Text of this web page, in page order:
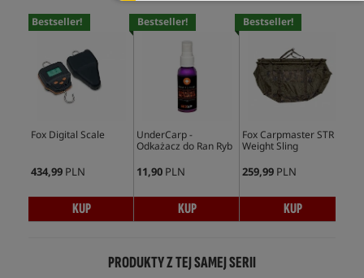
Bestseller!
Fox Digital Scale
434,99 PLN
KUP
Bestseller!
UnderCarp -
Odkażacz do Ran Ryb
11,90 PLN
KUP
Bestseller!
Fox Carpmaster STR
Weight Sling
259,99 PLN
KUP
PRODUKTY Z TEJ SAMEJ SERII